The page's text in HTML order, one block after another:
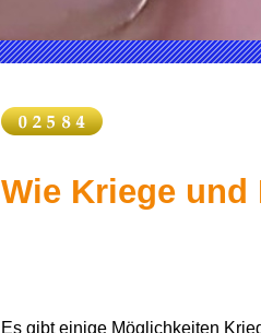
Wie Kriege
Es gibt einige Möglichkeiten